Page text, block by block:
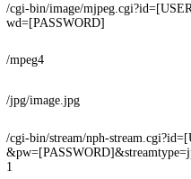
/cgi-bin/image/
wd=[PASSWORD]
/mpeg4
/jpg/image.jpg
/cgi-bin/stream/nph-
1